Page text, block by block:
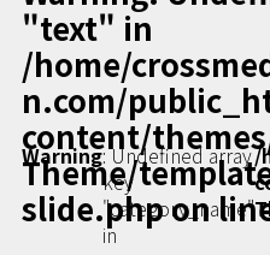
ラジオ
Podcast番組
「ビジネス・ブック・
Podcast番組
「小早川幸一郎の
Podcast番組
「東京広報大学」
クロスメディアンとは？
"text" in
/home/
n.com/
content/
Theme/
slide.phpon
Warning: Undefined array
key
"category_name"
in
/